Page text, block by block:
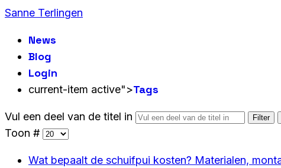
Sanne Terlingen
News
Blog
Login
current-item active">Tags
Vul een deel van de titel in Filter
Toon #
Wat bepaalt de schuifpui kosten? Materialen,